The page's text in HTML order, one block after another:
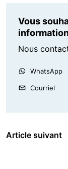
Vous
Nous
WhatsApp
Courriel
Article suivant